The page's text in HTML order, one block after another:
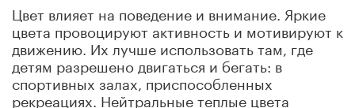
Цвет влияет на поведение и внимание. Яркие
цвета провоцируют активность и мотивируют к
движению. Их лучше использовать там, где
детям разрешено двигаться и бегать: в
спортивных залах, приспособленных
рекреациях. Нейтральные теплые цвета